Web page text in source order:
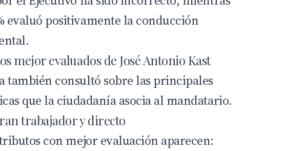
evaluó positivamente la conducción
mejor evaluados de José Antonio Kast
también consultó sobre las principales
que la ciudadanía asocia al mandatario.
trabajador y directo
con mejor evaluación aparecen: